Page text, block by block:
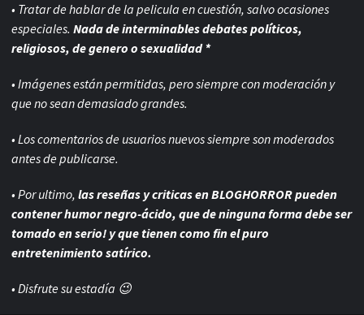
• Tratar de hablar de la pelicula en cuestión, salvo ocasiones
especiales. Nada de interminables debates políticos,
religiosos, de genero o sexualidad *
• Imágenes están permitidas, pero siempre conmoderación y
que no sean demasiado grandes.
• Los comentarios de usuarios nuevos siempre son moderados
antes de publicarse.
• Por ultimo, las reseñas y criticas en BLOGHORROR pueden
contener humor negro-ácido, que de ninguna forma debe ser
tomado en serio! y que tienen como fin el puro
entretenimiento satírico.
• Disfrute su estadía 😉